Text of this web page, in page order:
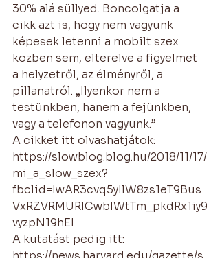
30% alá süllyed. Boncolgatja a
cikk azt is, hogy nem vagyunk
képesek letenni a mobilt szex
közben sem, elterelve a figyelmet
a helyzetről, az élményről, a
pillanatról. „Ilyenkor nem a
testünkben, hanem a fejünkben,
vagy a telefonon vagyunk.”
A cikket itt olvashatjátok:
https://slowblog.blog.hu/2018/11/17/
mi_a_slow_szex?
fbclid=IwAR3cvq5yIlW8zs1eT9Bus
VxRZVRMURlCwbIWtTm_pkdRx1iy9
vyzpN19hEI
A kutatást pedig itt: